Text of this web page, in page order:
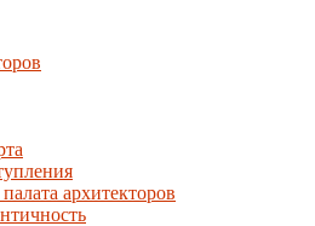
архитекторов